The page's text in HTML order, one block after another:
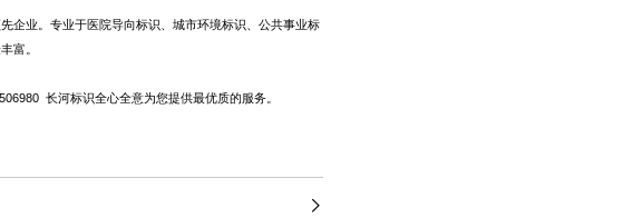
企业。专业于医院导向标识、城市环境标识、公共事业标
富。
长河标识全心全意为您提供最优质的服务。